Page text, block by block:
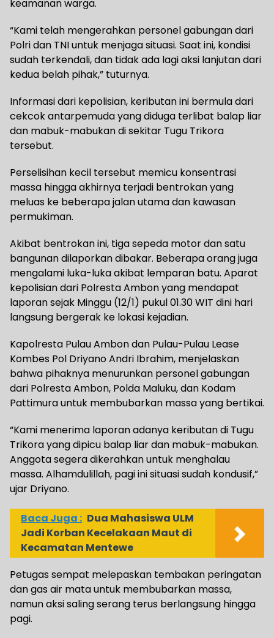
keamanan warga.
“Kami telah mengerahkan personel gabungan dari
Polri dan TNI untuk menjaga situasi. Saat ini, kondisi
sudah terkendali, dan tidak ada lagi aksi lanjutan dari
kedua belah pihak,” tuturnya.
Informasi dari kepolisian, keributan ini bermula dari
cekcok antarpemuda yang diduga terlibat balap liar
dan mabuk-mabukan di sekitar Tugu Trikora
tersebut.
Perselisihan kecil tersebut memicu konsentrasi
massa hingga akhirnya terjadi bentrokan yang
meluas ke beberapa jalan utama dan kawasan
permukiman.
Akibat bentrokan ini, tiga sepeda motor dan satu
bangunan dilaporkan dibakar. Beberapa orang juga
mengalami luka-luka akibat lemparan batu. Aparat
kepolisian dari Polresta Ambon yang mendapat
laporan sejak Minggu (12/1) pukul 01.30 WIT dini hari
langsung bergerak ke lokasi kejadian.
Kapolresta Pulau Ambon dan Pulau-Pulau Lease
Kombes Pol Driyano Andri Ibrahim, menjelaskan
bahwa pihaknya menurunkan personel gabungan
dari Polresta Ambon, Polda Maluku, dan Kodam
Pattimura untuk membubarkan massa yang bertikai.
“Kami menerima laporan adanya keributan di Tugu
Trikora yang dipicu balap liar dan mabuk-mabukan.
Anggota segera dikerahkan untuk menghalau
massa. Alhamdulillah, pagi ini situasi sudah kondusif,”
ujar Driyano.
Baca Juga : Dua Mahasiswa ULM
Jadi Korban Kecelakaan Maut di
Kecamatan Mentewe
Petugas sempat melepaskan tembakan peringatan
dan gas air mata untuk membubarkan massa,
namun aksi saling serang terus berlangsung hingga
pagi.